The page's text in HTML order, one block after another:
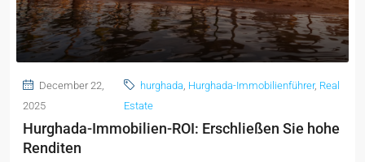
December 22,
2025
hurghada Hurghada-Immobilienführer, Real
Estate
Hurghada-Immobilien-ROI: Erschließen Sie hohe
Renditen